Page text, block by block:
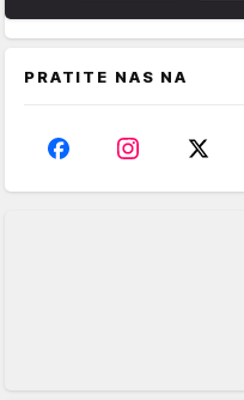
PRATITE NAS NA